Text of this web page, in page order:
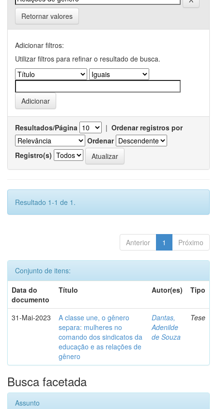
Retornar valores
Adicionar filtros:
Utilizar filtros para refinar o resultado de busca.
Resultados/Página | Ordenar registros por
Ordenar
Registro(s)
Resultado 1-1 de 1.
Anterior 1 Próximo
Conjunto de itens:
Data do
documento
Título Autor(es) Tipo
31-Mai-2023
A classe une, o gênero
separa: mulheres no
comando dos sindicatos da
educação e as relações de
gênero
Dantas,
Adenilde
de Souza
Tese
Busca facetada
Assunto